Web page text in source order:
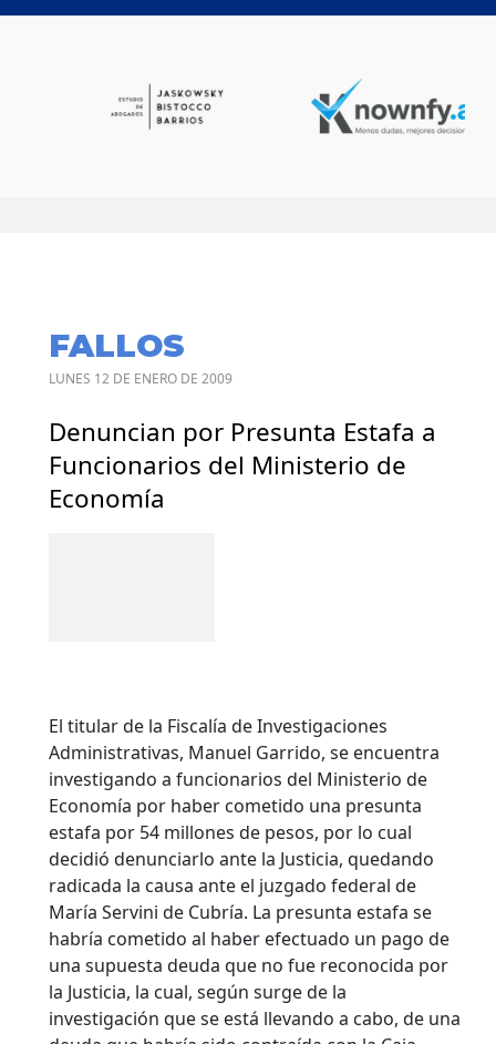
FALLOS
LUNES 12 DE ENERO DE 2009
Denuncian por Presunta Estafa a
Funcionarios del Ministerio de
Economía
El titular de la Fiscalía de Investigaciones
Administrativas, Manuel Garrido, se encuentra
investigando a funcionarios del Ministerio de
Economía por haber cometido una presunta
estafa por 54 millones de pesos, por lo cual
decidió denunciarlo ante la Justicia, quedando
radicada la causa ante el juzgado federal de
María Servini de Cubría. La presunta estafa se
habría cometido al haber efectuado un pago de
una supuesta deuda que no fue reconocida por
la Justicia, la cual, según surge de la
investigación que se está llevando a cabo, de una